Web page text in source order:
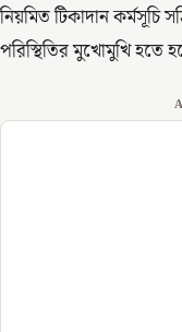
নিয়মিত টিকাদান
পরিস্থিতির মুখোমুখি হতে